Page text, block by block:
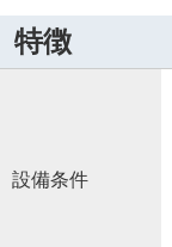
特徴
設備条件